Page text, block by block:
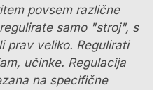
povsem različne
samo "stroj", s
prav veliko. Regulirati
učinke. Regulacija
na specifične